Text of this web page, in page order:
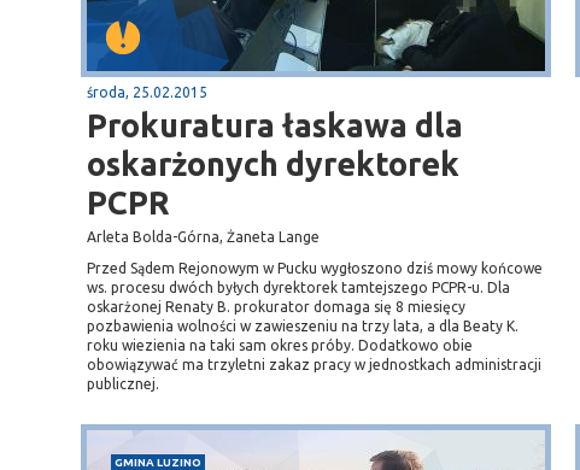
środa, 25.02.2015
Prokuratura łaskawa dla
oskarżonych dyrektorek
PCPR
Arleta Bolda-Górna, Żaneta Lange
Przed Sądem Rejonowym w Pucku wygłoszono dziś mowy końcowe
ws. procesu dwóch byłych dyrektorek tamtejszego PCPR-u. Dla
oskarżonej Renaty B. prokurator domaga się 8 miesięcy
pozbawienia wolności w zawieszeniu na trzy lata, a dla Beaty K.
roku wiezienia na taki sam okres próby. Dodatkowo obie
obowiązywać ma trzyletni zakaz pracy w jednostkach administracji
publicznej.
GMINA LUZINO